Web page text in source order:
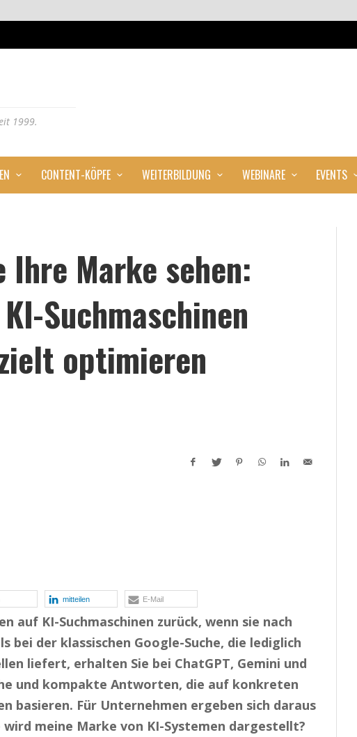
1999.
CONTENT-KÖPFE WEITERBILDUNG WEBINARE EVENTS
Ihre Marke sehen:
Suchmaschinen
optimieren
mitteilen E-Mail
auf KI-Suchmaschinen zurück, wenn sie nach
bei der klassischen Google-Suche, die lediglich
liefert, erhalten Sie bei ChatGPT, Gemini und
und kompakte Antworten, die auf konkreten
basieren. Für Unternehmen ergeben sich daraus
wird meine Marke von KI-Systemen dargestellt?